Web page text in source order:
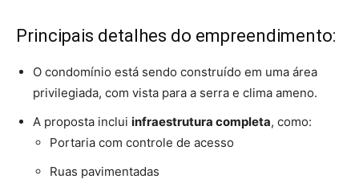
Principais detalhes do empreendimento:
O condomínio está sendo construído em uma área
privilegiada, com vista para a serra e clima ameno.
A proposta inclui infraestrutura completa, como:
Portaria com controle de acesso
Ruas pavimentadas